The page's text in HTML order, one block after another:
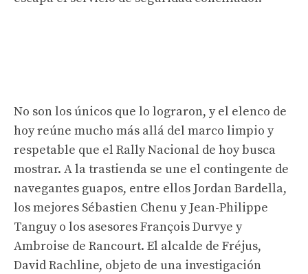
No son los únicos que lo lograron, y el elenco de
hoy reúne mucho más allá del marco limpio y
respetable que el Rally Nacional de hoy busca
mostrar. A la trastienda se une el contingente de
navegantes guapos, entre ellos Jordan Bardella,
los mejores Sébastien Chenu y Jean-Philippe
Tanguy o los asesores François Durvye y
Ambroise de Rancourt. El alcalde de Fréjus,
David Rachline, objeto de una investigación